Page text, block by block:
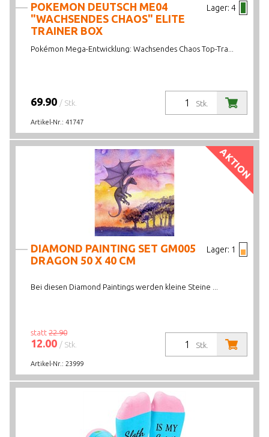
Lager: 4
POKEMON DEUTSCH ME04
"WACHSENDES CHAOS" ELITE
TRAINER BOX
Pokémon Mega-Entwicklung: Wachsendes Chaos Top-Tra...
Stk.
69.90 / Stk.
Artikel-Nr.: 41747
AKTION
Lager: 1
DIAMOND PAINTING SET GM005
DRAGON 50 X 40 CM
Bei diesen Diamond Paintings werden kleine Steine ...
Stk.
statt 22.90
12.00 / Stk.
Artikel-Nr.: 23999